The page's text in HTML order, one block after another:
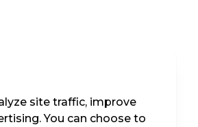
site traffic, improve
You can choose to